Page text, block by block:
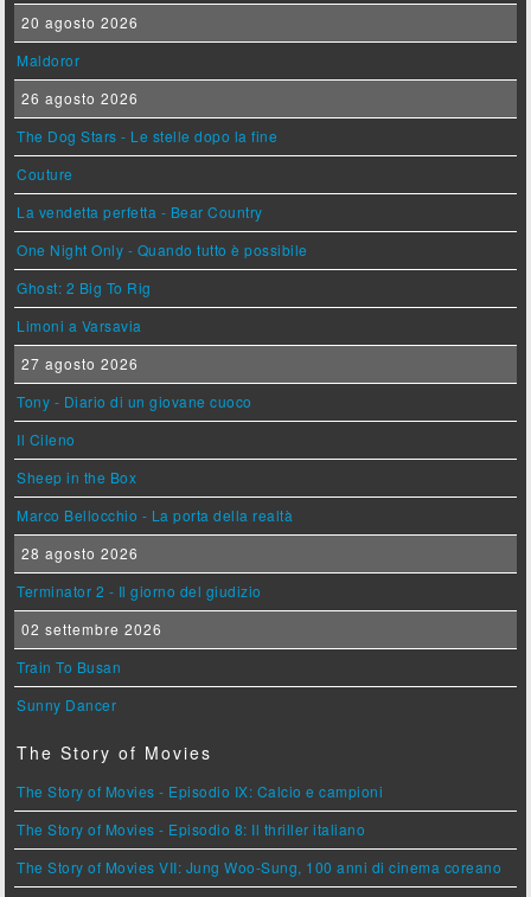
20 agosto 2026
Maldoror
26 agosto 2026
The Dog Stars - Le stelle dopo la fine
Couture
La vendetta perfetta - Bear Country
One Night Only - Quando tutto è possibile
Ghost: 2 Big To Rig
Limoni a Varsavia
27 agosto 2026
Tony - Diario di un giovane cuoco
Il Cileno
Sheep in the Box
Marco Bellocchio - La porta della realtà
28 agosto 2026
Terminator 2 - Il giorno del giudizio
02 settembre 2026
Train To Busan
Sunny Dancer
The Story of Movies
The Story of Movies - Episodio IX: Calcio e campioni
The Story of Movies - Episodio 8: Il thriller italiano
The Story of Movies VII: Jung Woo-Sung, 100 anni di cinema coreano